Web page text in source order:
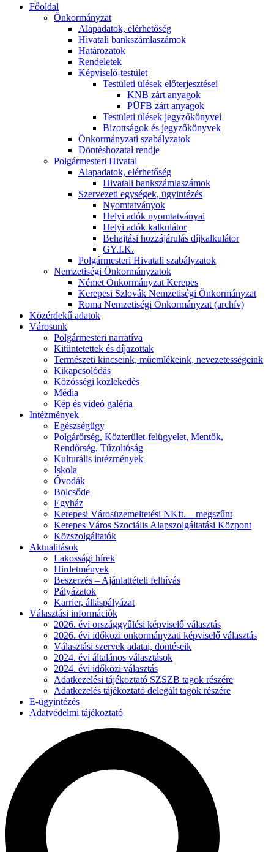
Főoldal
Önkormányzat
Alapadatok, elérhetőség
Hivatali bankszámlaszámok
Határozatok
Rendeletek
Képviselő-testület
Testületi ülések előterjesztései
KNB zárt anyagok
PÜFB zárt anyagok
Testületi ülések jegyzőkönyvei
Bizottságok és jegyzőkönyvek
Önkormányzati szabályzatok
Döntéshozatal rendje
Polgármesteri Hivatal
Alapadatok, elérhetőség
Hivatali bankszámlaszámok
Szervezeti egységek, ügyintézés
Nyomtatványok
Helyi adók nyomtatványai
Helyi adók kalkulátor
Behajtási hozzájárulás díjkalkulátor
GY.I.K.
Polgármesteri Hivatali szabályzatok
Nemzetiségi Önkormányzatok
Német Önkormányzat Kerepes
Kerepesi Szlovák Nemzetiségi Önkormányzat
Roma Nemzetiségi Önkormányzat (archív)
Közérdekű adatok
Városunk
Polgármesteri narratíva
Kitüntetettek és díjazottak
Természeti kincseink, műemlékeink, nevezetességeink
Kikapcsolódás
Közösségi közlekedés
Média
Kép és videó galéria
Intézmények
Egészségügy
Polgárőrség, Közterület-felügyelet, Mentők,
Rendőrség, Tűzoltóság
Kulturális intézmények
Iskola
Óvodák
Bölcsőde
Egyház
Kerepesi Városüzemeltetési NKft. – megszűnt
Kerepes Város Szociális Alapszolgáltatási Központ
Közszolgáltatók
Aktualitások
Lakossági hírek
Hirdetmények
Beszerzés – Ajánlattételi felhívás
Pályázatok
Karrier, álláspályázat
Választási információk
2026. évi országgyűlési képviselő választás
2026. évi időközi önkormányzati képviselő választás
Választási szervek adatai, döntéseik
2024. évi általános választások
2024. évi időközi választás
Adatkezelési tájékoztató SZSZB tagok részére
Adatkezelés tájékoztató delegált tagok részére
E-ügyintézés
Adatvédelmi tájékoztató